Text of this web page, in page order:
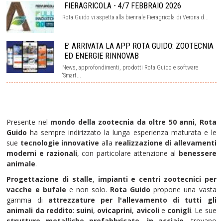
FIERAGRICOLA - 4/7 FEBBRAIO 2026
Rota Guido vi aspetta alla biennale Fieragricola di Verona d...
E’ ARRIVATA LA APP ROTA GUIDO: ZOOTECNIA
ED ENERGIE RINNOVAB
News, approfondimenti, prodotti Rota Guido e software
‘Smart...
Presente nel mondo della zootecnia da oltre 50 anni, Rota
Guido ha sempre indirizzato la lunga esperienza maturata e le
sue tecnologie innovative alla realizzazione di allevamenti
moderni e razionali, con particolare attenzione al benessere
animale.
Progettazione di stalle, impianti e centri zootecnici per
vacche e bufale e non solo. Rota Guido propone una vasta
gamma di attrezzature per l'allevamento di tutti gli
animali da reddito: suini, ovicaprini, avicolie conigli. Le sue